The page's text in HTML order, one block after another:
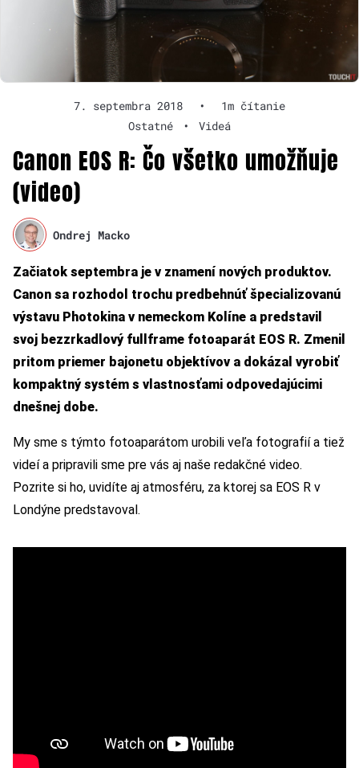
7. septembra 2018 •
1m čítanie
Ostatné
• Videá
Canon EOS R: Čo všetko umožňuje
(video)
Ondrej Macko
Začiatok septembra je v znamení nových produktov.
Canon sa rozhodol trochu predbehnúť špecializovanú
výstavu Photokina v nemeckom Kolíne a predstavil
svoj bezzrkadlový fullframe fotoaparát EOS R. Zmenil
pritom priemer bajonetu objektívov a dokázal vyrobiť
kompaktný systém s vlastnosťami odpovedajúcimi
dnešnej dobe.
My sme s týmto fotoaparátom urobili veľa fotografií a tiež
videí a pripravili sme pre vás aj naše redakčné video.
Pozrite si ho, uvidíte aj atmosféru, za ktorej sa EOS R v
Londýne predstavoval.